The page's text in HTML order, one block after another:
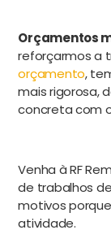
Orçamentos
reforçarmos a
orçamento,
mais rigorosa,
concreta com
Venha à RF
de trabalhos
motivos
atividade.